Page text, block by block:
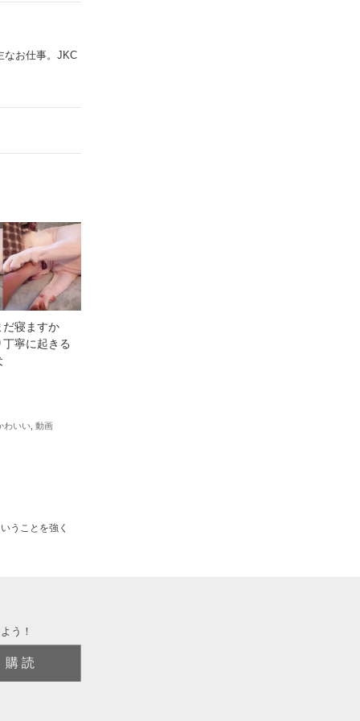
なお仕事。JKC
だ寝ますか
寧に起きる
わいい 動画
うことを強く
う！